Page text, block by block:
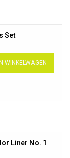
Set
WINKELWAGEN
Liner No. 1